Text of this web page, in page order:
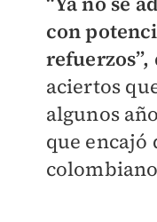
con
refuerzos”,
aciertos
algunos
que